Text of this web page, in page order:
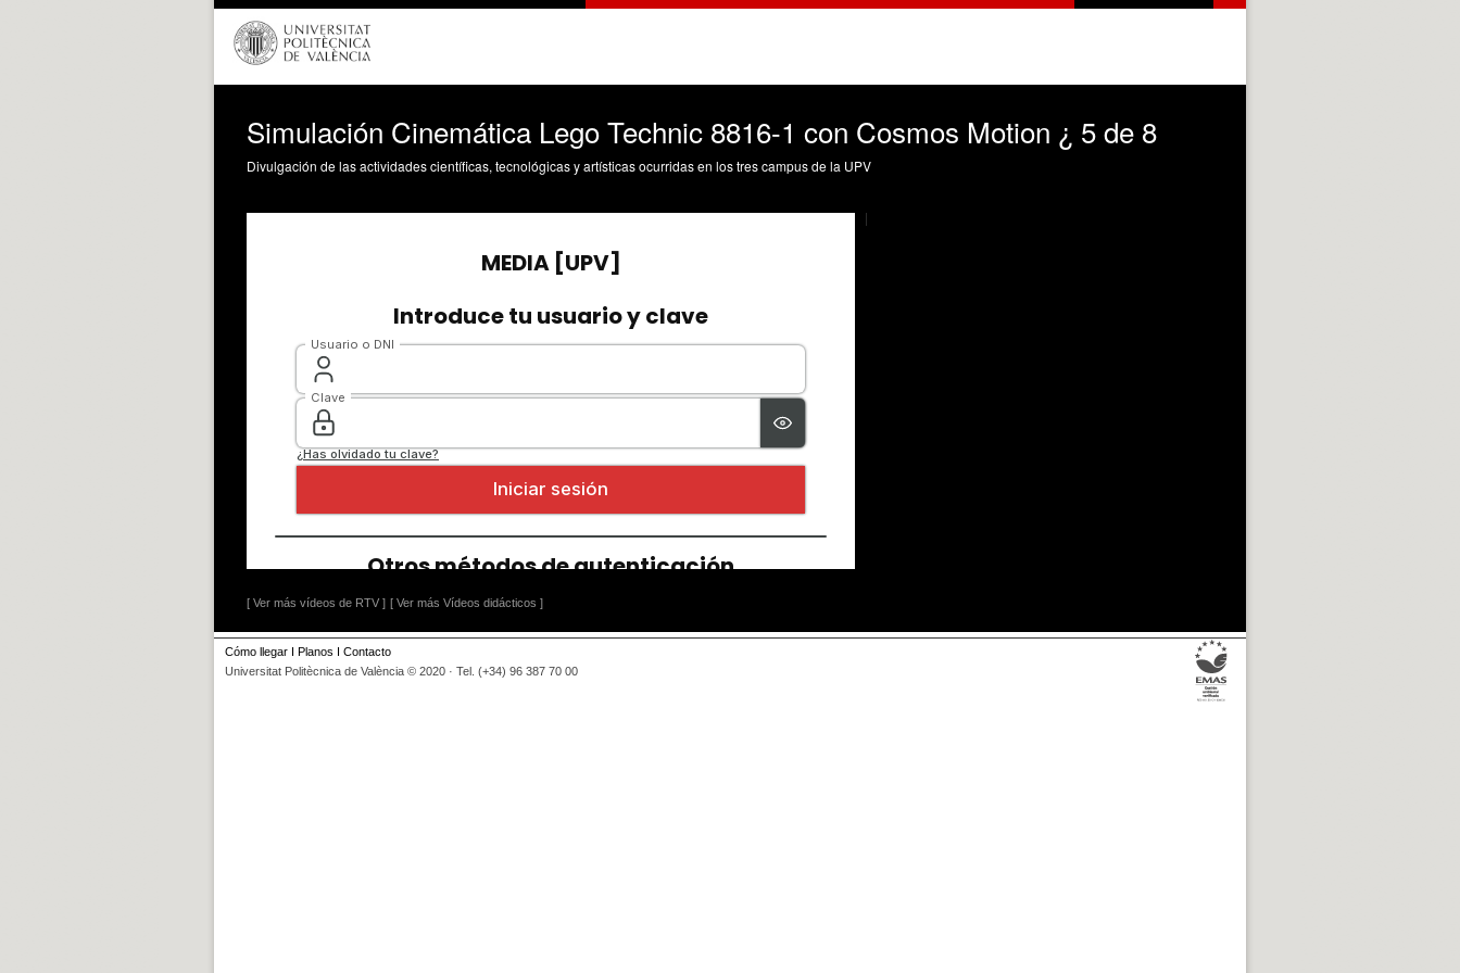
Simulación Cinemática Lego Technic 8816-1 con Cosmos Motion ¿ 5 de 8
Divulgación de las actividades científicas, tecnológicas y artísticas ocurridas en los tres campus de la UPV
[ Ver más vídeos de RTV ] [ Ver más Vídeos didácticos ]
Cómo llegar I Planos I Contacto
Universitat Politècnica de València © 2020 · Tel. (+34) 96 387 70 00